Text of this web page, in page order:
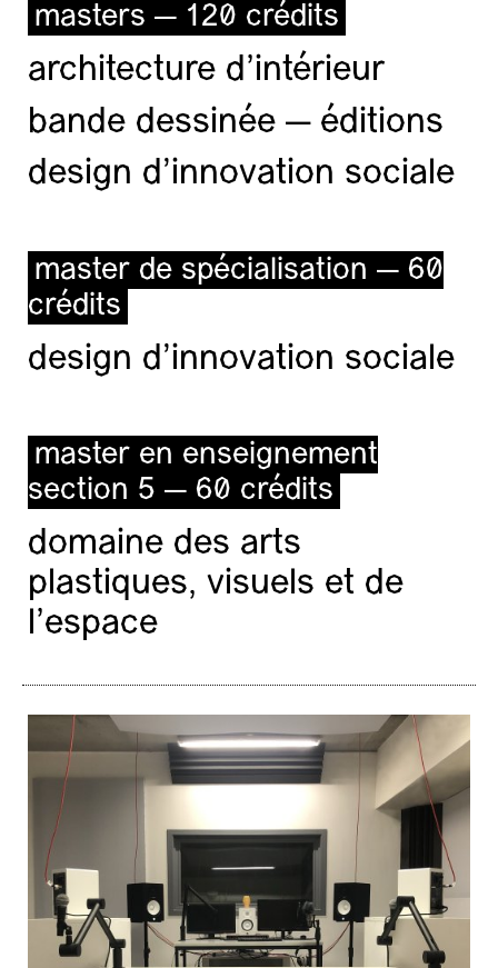
masters — 120 crédits
architecture d’intérieur
bande dessinée — éditions
design d'innovation sociale
master de spécialisation — 60
crédits
design d'innovation sociale
master en enseignement
section 5 — 60 crédits
domaine des arts
plastiques, visuels et de
l’espace